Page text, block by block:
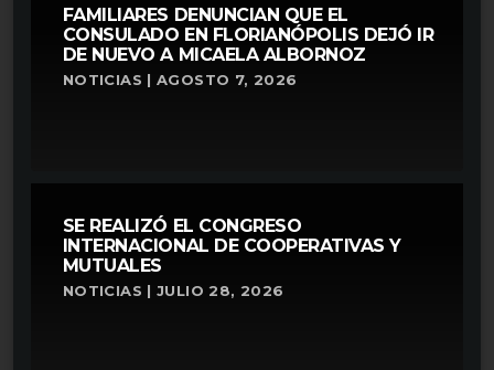
FAMILIARES DENUNCIAN QUE EL
CONSULADO EN FLORIANÓPOLIS DEJÓ IR
DE NUEVO A MICAELA ALBORNOZ
NOTICIAS | AGOSTO 7, 2026
SE REALIZÓ EL CONGRESO
INTERNACIONAL DE COOPERATIVAS Y
MUTUALES
NOTICIAS | JULIO 28, 2026